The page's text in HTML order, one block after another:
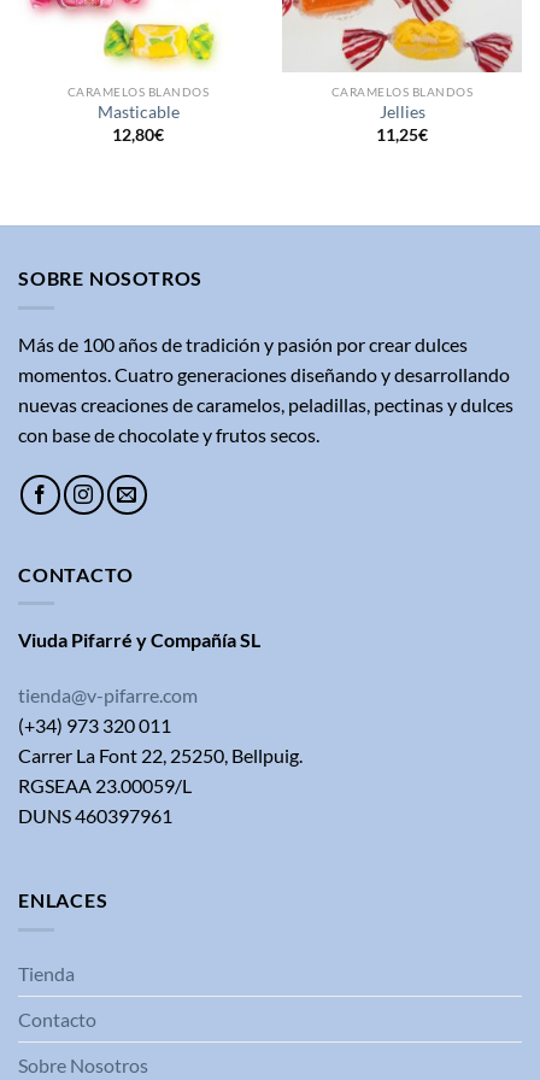
CARAMELOS BLANDOS
Masticable
12,80€
CARAMELOS BLANDOS
Jellies
11,25€
SOBRE NOSOTROS
Más de 100 años de tradición y pasión por crear dulces
momentos. Cuatro generaciones diseñando y desarrollando
nuevas creaciones de caramelos, peladillas, pectinas y dulces
con base de chocolate y frutos secos.
CONTACTO
Viuda Pifarré y Compañía SL
tienda@v-pifarre.com
(+34) 973 320 011
Carrer La Font 22, 25250, Bellpuig.
RGSEAA 23.00059/L
DUNS 460397961
ENLACES
Tienda
Contacto
Sobre Nosotros